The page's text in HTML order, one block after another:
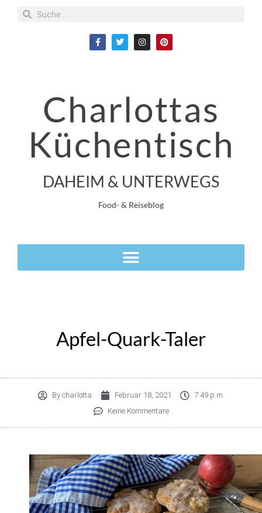
Charlottas
Küchentisch
DAHEIM & UNTERWEGS
Food- & Reiseblog
Apfel-Quark-Taler
Bycharlotta Februar 18, 2021
7:49 p.m.
Keine Kommentare